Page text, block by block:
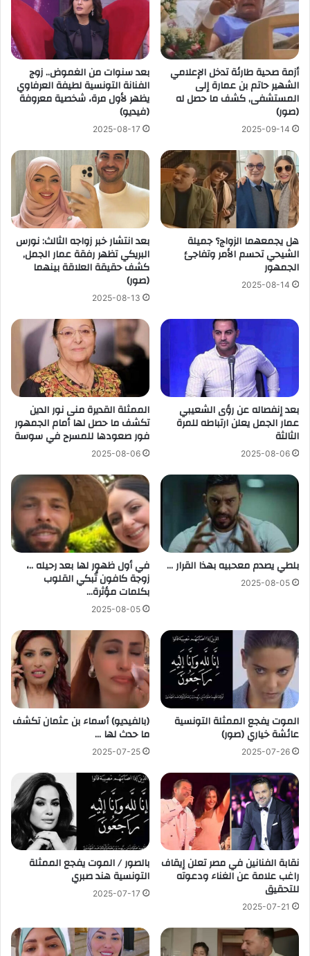
أزمة صحية طارئة تدخل الإعلامي
الشهير حاتم بن عمارة إلى
المستشفى, كشف ما حصل له
(صور)
2025-09-14
بعد سنوات من الغموض.. زوج
الفنانة التونسية لطيفة العرفاوي
يظهر لأول مرة، شخصية معروفة
(فيديو)
2025-08-17
هل يجمعهما الزواج؟ جميلة
الشيحي تحسم الأمر وتفاجئ
الجمهور
2025-08-14
بعد انتشار خبر زواجه الثالث: نورس
البريكي تظهر رفقة عمار الجمل,
كشف حقيقة العلاقة بينهما
(صور)
2025-08-13
بعد إنفصاله عن رؤى الشعيبي
عمار الجمل يعلن ارتباطه للمرة
الثالثة
2025-08-06
الممثلة القديرة منى نور الدين
تكشف ما حصل لها أمام الجمهور
فور صعودها للمسرح في سوسة
2025-08-06
بلطي يصدم معحبيه بهذا القرار …
2025-08-05
في أول ظهور لها بعد رحيله ..،
زوجة كافون تُبكي القلوب
بكلمات مؤثرة…
2025-08-05
الموت يفجع الممثلة التونسية
عائشة خياري (صور)
2025-07-26
(بالفيديو) أسماء بن عثمان تكشف
ما حدث لها …
2025-07-25
نقابة الفنانين في مصر تعلن إيقاف
راغب علامة عن الغناء ودعوته
للتحقيق
2025-07-21
بالصور / الموت يفجع الممثلة
التونسية هند صبري
2025-07-17